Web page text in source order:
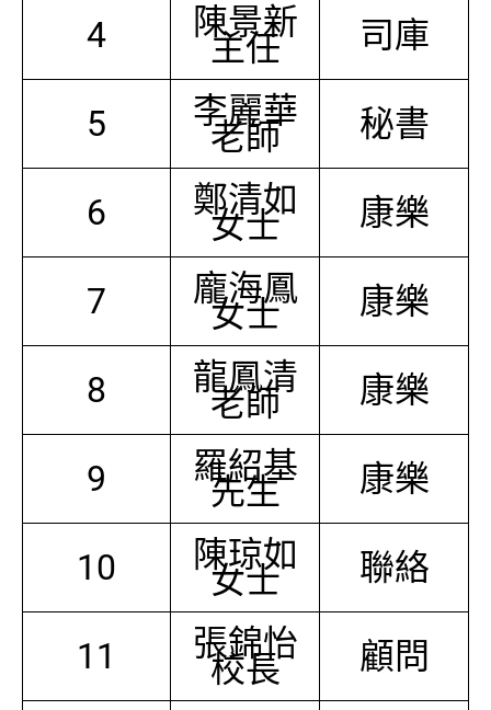
4 陳景新
主任 司庫
5 李麗華
老師 秘書
6 鄭清如
女士 康樂
7 龐海鳳
女士 康樂
8 龍鳳清
老師 康樂
9 羅紹基
先生 康樂
10 陳琼如
女士 聯絡
11 張錦怡
校長 顧問